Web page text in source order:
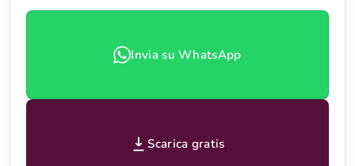
Invia su WhatsApp
Scarica gratis